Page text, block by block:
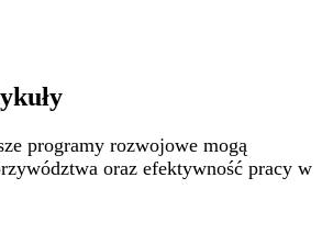
programy rozwojowe mogą
oraz efektywność pracy w